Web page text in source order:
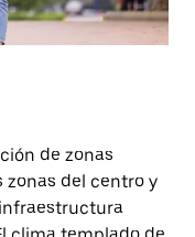
de zonas
zonas del centro y